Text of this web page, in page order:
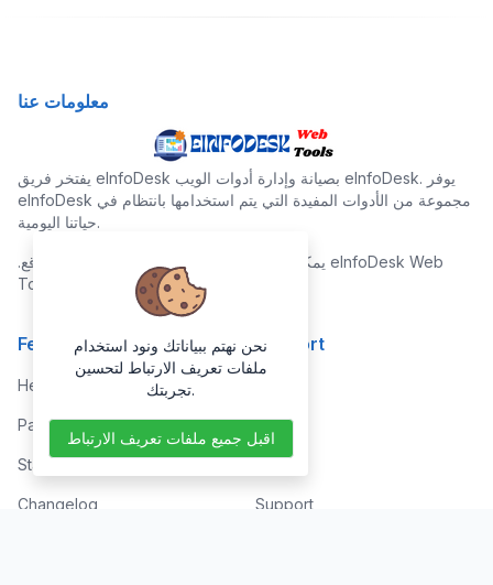
معلومات عنا
يفتخر فريق eInfoDesk بصيانة وإدارة أدوات الويب eInfoDesk. يوفر
eInfoDesk مجموعة من الأدوات المفيدة التي يتم استخدامها بانتظام في
حياتنا اليومية.
.يمكن استخدام جميع الأدوات المتوفرة على موقع eInfoDesk Web
Tools مجانًا لفترة غير محدودة من الوقت
Features
Help Center
Paid with Mobile
Status
Changelog
Support
About
FAQs
Support
نحن نهتم ببياناتك ونود استخدام
ملفات تعريف الارتباط لتحسين
تجربتك.
اقبل جميع ملفات تعريف الارتباط